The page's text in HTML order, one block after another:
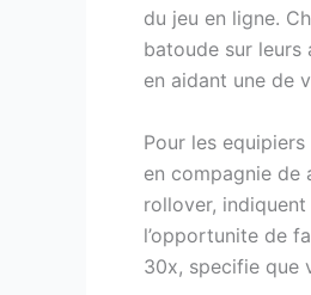
du jeu en ligne.
batoude sur leurs
en aidant une de
Pour les
en compagnie de
rollover, indiquent
l’opportunite de
30x, specifie que